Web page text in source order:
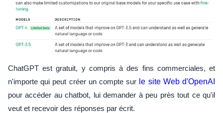
ChatGPT est gratuit, y compris à des fins commerciales, et
n'importe qui peut créer un compte sur le site Web d'OpenAI
pour accéder au chatbot, lui demander à peu près tout ce qu'il
veut et recevoir des réponses par écrit.